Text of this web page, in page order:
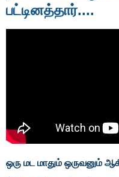
பட்டினத்தார்....
ஒரு மட மாதும் ஒருவனும்